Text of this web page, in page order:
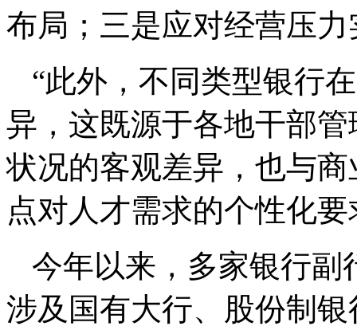
布局；三是应对经营压
“此外，不同类型银行
异，这既源于各地干部
状况的客观差异，也与
点对人才需求的个性化
今年以来，多家银行副
涉及国有大行、股份制